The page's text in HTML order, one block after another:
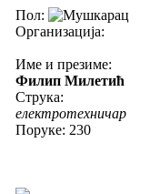
Пол:
Организација:
Име и презиме:
Филип Милетић
Струка:
електротехничар
Поруке: 230